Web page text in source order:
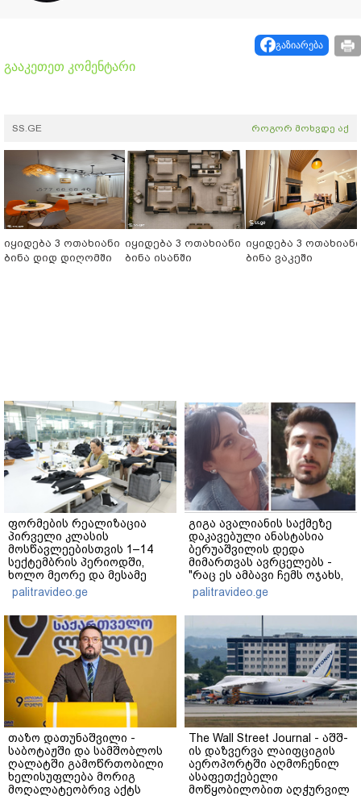
გაზიარება
გააკეთეთ კომენტარი
SS.GE როგორ მოხვდე აქ
იყიდება 3 ოთახიანი
ბინა დიდ დიღომში
იყიდება 3 ოთახიანი
ბინა ისანში
იყიდება 3 ოთახიანი
ბინა ვაკეში
ფორმების რეალიზაცია
პირველი კლასის
მოსწავლეებისთვის 1–14
სექტემბრის პერიოდში,
ხოლო მეორე და მესამე
ეტაპებზე...
palitravideo.ge
გიგა ავალიანის საქმეზე
დაკავებული ანასტასია
ბერუაშვილის დედა
მიმართვას ავრცელებს -
"რაც ეს ამბავი ჩემს ოჯახს,
ჩემს ანასტასიას გადახდა
თავს, მის მერე მე მე არ
ვარ"
palitravideo.ge
თაზო დათუნაშვილი -
საბოტაჟში და სამშობლოს
ღალატში გამოწრთობილი
ხელისუფლება მორიგ
მოღალატეობრივ აქტს
The Wall Street Journal - აშშ-
ის დაზვერვა ლაიფციგის
აეროპორტში აღმოჩენილ
ასაფეთქებელი
მოწყობილობით აღჭურვილ